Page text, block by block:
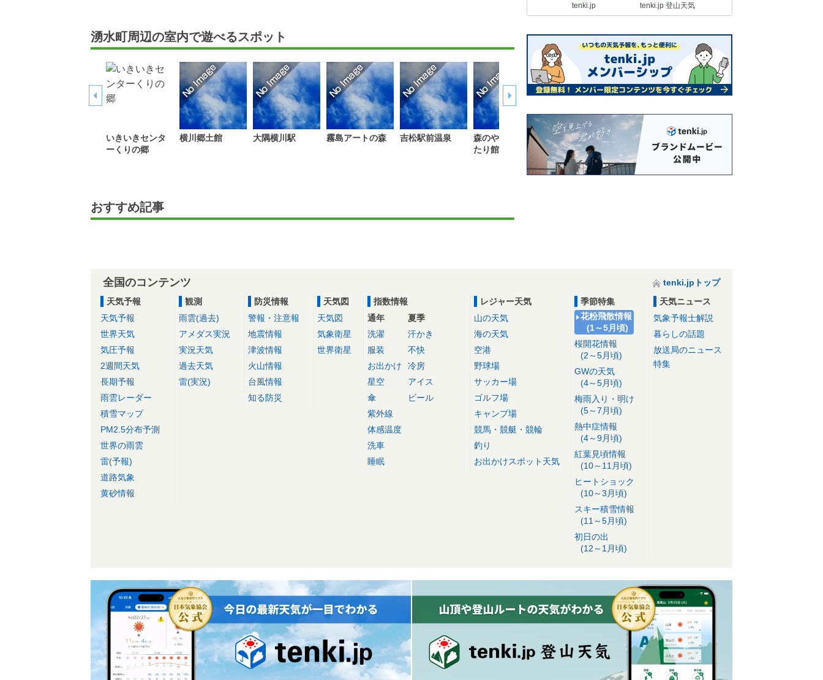
湧水町周辺の室内で遊べるスポット
いきいきセンタ
ーくりの郷
横川郷土館 大隅横川駅 霧島アートの森 吉松駅前温泉
森のやかた湯っ
たり館
ひしかり交流館 霧島温泉旅の湯
えびの高原ホテ
ル(旧 ホテル ピ
コ ラナイ えびの
高原)
おすすめ記事
tenki.jp tenki.jp 登山天気
全国のコンテンツ
tenki.jpトップ
天気予報
天気予報
世界天気
気圧予報
2週間天気
長期予報
雨雲レーダー
積雪マップ
PM2.5分布予測
世界の雨雲
雷(予報)
道路気象
黄砂情報
観測
雨雲(過去)
アメダス実況
実況天気
過去天気
雷(実況)
防災情報
警報・注意報
地震情報
津波情報
火山情報
台風情報
知る防災
天気図
天気図
気象衛星
世界衛星
指数情報
通年
洗濯
服装
お出かけ
星空
傘
紫外線
体感温度
洗車
睡眠
夏季
汗かき
不快
冷房
アイス
ビール
レジャー天気
山の天気
海の天気
空港
野球場
サッカー場
ゴルフ場
キャンプ場
競馬・競艇・競輪
釣り
お出かけスポット天気
季節特集
花粉飛散情報
(1～5月頃)
桜開花情報
(2～5月頃)
GWの天気
(4～5月頃)
梅雨入り・明け
(5～7月頃)
熱中症情報
(4～9月頃)
紅葉見頃情報
(10～11月頃)
ヒートショック
(10～3月頃)
スキー積雪情報
(11～5月頃)
初日の出
(12～1月頃)
天気ニュース
気象予報士解説
暮らしの話題
放送局のニュース
特集